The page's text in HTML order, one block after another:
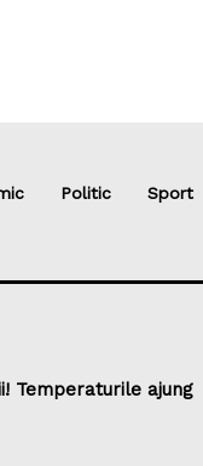
Politic Sport
Temperaturile ajung